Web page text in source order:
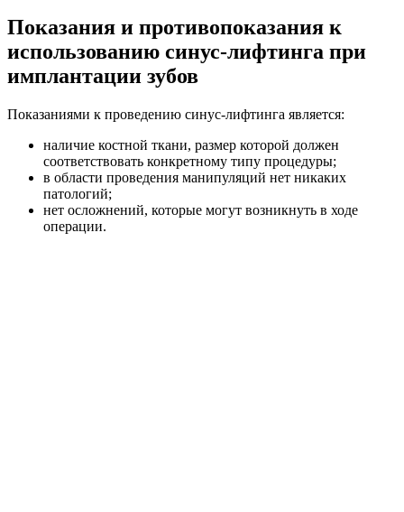
Показания и противопоказания к
использованию синус-лифтинга при
имплантации зубов
Показаниями к проведению синус-лифтинга является:
наличие костной ткани, размер которой должен
соответствовать конкретному типу процедуры;
в области проведения манипуляций нет никаких
патологий;
нет осложнений, которые могут возникнуть в ходе
операции.